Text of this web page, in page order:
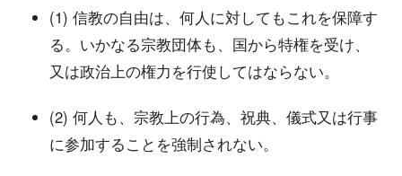
(1) 信教の自由は、何人に対してもこれを保障す
る。いかなる宗教団体も、国から特権を受け、
又は政治上の権力を行使してはならない。
(2) 何人も、宗教上の行為、祝典、儀式又は行事
に参加することを強制されない。